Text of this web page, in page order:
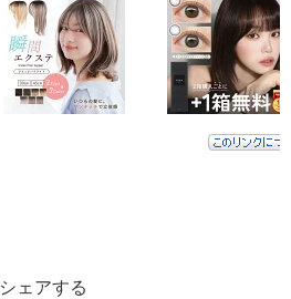
シェアする